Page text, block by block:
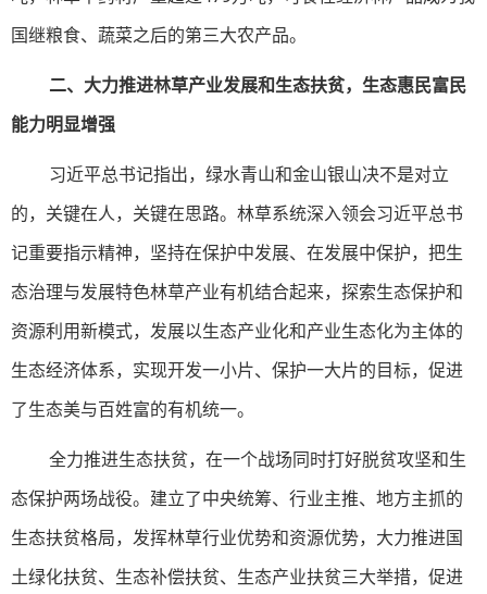
国继粮食、蔬菜之后的第三大农产品。
二、大力推进林草产业发展和生态扶贫，生态惠民富民
能力明显增强
习近平总书记指出，绿水青山和金山银山决不是对立
的，关键在人，关键在思路。林草系统深入领会习近平总书
记重要指示精神，坚持在保护中发展、在发展中保护，把生
态治理与发展特色林草产业有机结合起来，探索生态保护和
资源利用新模式，发展以生态产业化和产业生态化为主体的
生态经济体系，实现开发一小片、保护一大片的目标，促进
了生态美与百姓富的有机统一。
全力推进生态扶贫，在一个战场同时打好脱贫攻坚和生
态保护两场战役。建立了中央统筹、行业主推、地方主抓的
生态扶贫格局，发挥林草行业优势和资源优势，大力推进国
土绿化扶贫、生态补偿扶贫、生态产业扶贫三大举措，促进